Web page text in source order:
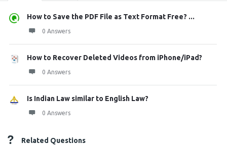
How to Save the PDF File as Text Format Free? ...
0 Answers
How to Recover Deleted Videos from iPhone/iPad?
0 Answers
Is Indian Law similar to English Law?
0 Answers
Related Questions